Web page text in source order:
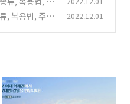
, 복용법, 주의
2022.12.01